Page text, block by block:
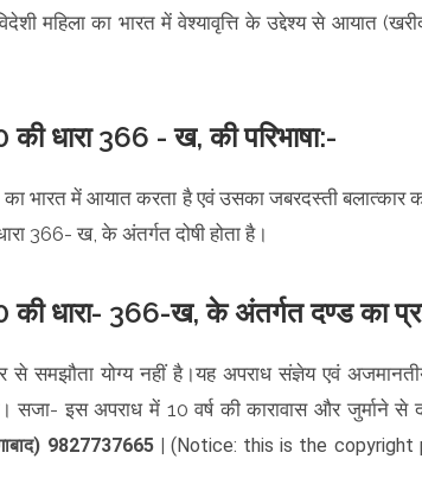
महिला का भारत में वेश्यावृत्ति के उद्देश्य से आयात
की धारा 366 - ख, की परिभाषा:-
भारत में आयात करता है एवं उसका जबरदस्ती बलात्कार
366- ख, के अंतर्गत दोषी होता है।
की धारा- 366-ख, के अंतर्गत दण्ड का
से समझौता योग्य नहीं है।यह अपराध संज्ञेय एवं
सजा- इस अपराध में 10 वर्ष की कारावास और जुर्माने
9827737665 | (Notice: this is the